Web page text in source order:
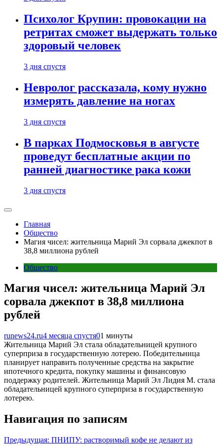
Психолог Крупин: провокации на
ретритах сможет выдержать только
здоровый человек
3 дня спустя
Невролог рассказала, кому нужно
измерять давление на ногах
3 дня спустя
В парках Подмосковья в августе
проведут бесплатные акции по
ранней диагностике рака кожи
3 дня спустя
Главная
Общество
Магия чисел: жительница Марий Эл сорвала джекпот в
38,8 миллиона рублей
Общество
Магия чисел: жительница Марий Эл
сорвала джекпот в 38,8 миллиона
рублей
runews24.ru4 месяца спустя01 минуты
Жительница Марий Эл стала обладательницей крупного
суперприза в государственную лотерею. Победительница
планирует направить полученные средства на закрытие
ипотечного кредита, покупку машины и финансовую
поддержку родителей. Жительница Марий Эл Лидия М. стала
обладательницей крупного суперприза в государственную
лотерею.
Навигация по записям
Предыдущая: ПНИПУ: растворимый кофе не делают из